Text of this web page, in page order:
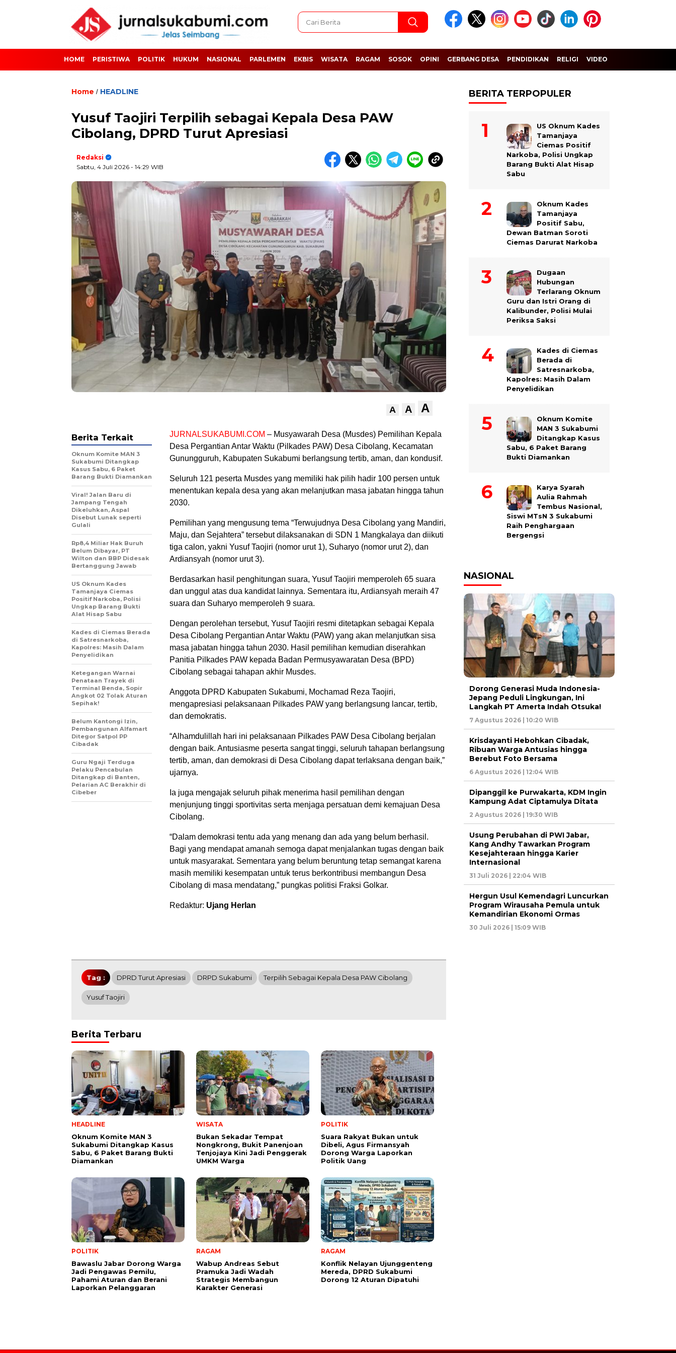
HOME PERISTIWA POLITIK HUKUM NASIONAL PARLEMEN EKBIS WISATA RAGAM SOSOK OPINI GERBANG DESA PENDIDIKAN RELIGI VIDEO
Home / HEADLINE
Yusuf Taojiri Terpilih sebagai Kepala Desa PAW
Cibolang, DPRD Turut Apresiasi
Redaksi
Sabtu, 4 Juli 2026 - 14:29 WIB
A A A
JURNALSUKABUMI.COM – Musyawarah Desa (Musdes) Pemilihan Kepala
Desa Pergantian Antar Waktu (Pilkades PAW) Desa Cibolang, Kecamatan
Gunungguruh, Kabupaten Sukabumi berlangsung tertib, aman, dan kondusif.
Seluruh 121 peserta Musdes yang memiliki hak pilih hadir 100 persen untuk
menentukan kepala desa yang akan melanjutkan masa jabatan hingga tahun
2030.
Pemilihan yang mengusung tema “Terwujudnya Desa Cibolang yang Mandiri,
Maju, dan Sejahtera” tersebut dilaksanakan di SDN 1 Mangkalaya dan diikuti
tiga calon, yakni Yusuf Taojiri (nomor urut 1), Suharyo (nomor urut 2), dan
Ardiansyah (nomor urut 3).
Berdasarkan hasil penghitungan suara, Yusuf Taojiri memperoleh 65 suara
dan unggul atas dua kandidat lainnya. Sementara itu, Ardiansyah meraih 47
suara dan Suharyo memperoleh 9 suara.
Dengan perolehan tersebut, Yusuf Taojiri resmi ditetapkan sebagai Kepala
Desa Cibolang Pergantian Antar Waktu (PAW) yang akan melanjutkan sisa
masa jabatan hingga tahun 2030. Hasil pemilihan kemudian diserahkan
Panitia Pilkades PAW kepada Badan Permusyawaratan Desa (BPD)
Cibolang sebagai tahapan akhir Musdes.
Anggota DPRD Kabupaten Sukabumi, Mochamad Reza Taojiri,
mengapresiasi pelaksanaan Pilkades PAW yang berlangsung lancar, tertib,
dan demokratis.
“Alhamdulillah hari ini pelaksanaan Pilkades PAW Desa Cibolang berjalan
dengan baik. Antusiasme peserta sangat tinggi, seluruh tahapan berlangsung
tertib, aman, dan demokrasi di Desa Cibolang dapat terlaksana dengan baik,”
ujarnya.
Ia juga mengajak seluruh pihak menerima hasil pemilihan dengan
menjunjung tinggi sportivitas serta menjaga persatuan demi kemajuan Desa
Cibolang.
“Dalam demokrasi tentu ada yang menang dan ada yang belum berhasil.
Bagi yang mendapat amanah semoga dapat menjalankan tugas dengan baik
untuk masyarakat. Sementara yang belum beruntung tetap semangat karena
masih memiliki kesempatan untuk terus berkontribusi membangun Desa
Cibolang di masa mendatang,” pungkas politisi Fraksi Golkar.
Redaktur: Ujang Herlan
Berita Terkait
Oknum Komite MAN 3
Sukabumi Ditangkap
Kasus Sabu, 6 Paket
Barang Bukti Diamankan
Viral! Jalan Baru di
Jampang Tengah
Dikeluhkan, Aspal
Disebut Lunak seperti
Gulali
Rp8,4 Miliar Hak Buruh
Belum Dibayar, PT
Wilton dan BBP Didesak
Bertanggung Jawab
US Oknum Kades
Tamanjaya Ciemas
Positif Narkoba, Polisi
Ungkap Barang Bukti
Alat Hisap Sabu
Kades di Ciemas Berada
di Satresnarkoba,
Kapolres: Masih Dalam
Penyelidikan
Ketegangan Warnai
Penataan Trayek di
Terminal Benda, Sopir
Angkot 02 Tolak Aturan
Sepihak!
Belum Kantongi Izin,
Pembangunan Alfamart
Ditegor Satpol PP
Cibadak
Guru Ngaji Terduga
Pelaku Pencabulan
Ditangkap di Banten,
Pelarian AC Berakhir di
Cibeber
Tag : DPRD Turut Apresiasi DRPD Sukabumi Terpilih Sebagai Kepala Desa PAW Cibolang
Yusuf Taojiri
Berita Terbaru
HEADLINE
Oknum Komite MAN 3
Sukabumi Ditangkap Kasus
Sabu, 6 Paket Barang Bukti
Diamankan
WISATA
Bukan Sekadar Tempat
Nongkrong, Bukit Panenjoan
Tenjojaya Kini Jadi Penggerak
UMKM Warga
POLITIK
Suara Rakyat Bukan untuk
Dibeli, Agus Firmansyah
Dorong Warga Laporkan
Politik Uang
POLITIK
Bawaslu Jabar Dorong Warga
Jadi Pengawas Pemilu,
Pahami Aturan dan Berani
Laporkan Pelanggaran
RAGAM
Wabup Andreas Sebut
Pramuka Jadi Wadah
Strategis Membangun
Karakter Generasi ‎
RAGAM
Konflik Nelayan Ujunggenteng
Mereda, DPRD Sukabumi
Dorong 12 Aturan Dipatuhi
BERITA TERPOPULER
US Oknum Kades
Tamanjaya
Ciemas Positif
Narkoba, Polisi Ungkap
Barang Bukti Alat Hisap
Sabu
Oknum Kades
Tamanjaya
Positif Sabu,
Dewan Batman Soroti
Ciemas Darurat Narkoba
Dugaan
Hubungan
Terlarang Oknum
Guru dan Istri Orang di
Kalibunder, Polisi Mulai
Periksa Saksi
Kades di Ciemas
Berada di
Satresnarkoba,
Kapolres: Masih Dalam
Penyelidikan
Oknum Komite
MAN 3 Sukabumi
Ditangkap Kasus
Sabu, 6 Paket Barang
Bukti Diamankan
Karya Syarah
Aulia Rahmah
Tembus Nasional,
Siswi MTsN 3 Sukabumi
Raih Penghargaan
Bergengsi
NASIONAL
Dorong Generasi Muda Indonesia-
Jepang Peduli Lingkungan, Ini
Langkah PT Amerta Indah Otsuka!
7 Agustus 2026 | 10:20 WIB
Krisdayanti Hebohkan Cibadak,
Ribuan Warga Antusias hingga
Berebut Foto Bersama
6 Agustus 2026 | 12:04 WIB
Dipanggil ke Purwakarta, KDM Ingin
Kampung Adat Ciptamulya Ditata
2 Agustus 2026 | 19:30 WIB
Usung Perubahan di PWI Jabar,
Kang Andhy Tawarkan Program
Kesejahteraan hingga Karier
Internasional
31 Juli 2026 | 22:04 WIB
Hergun Usul Kemendagri Luncurkan
Program Wirausaha Pemula untuk
Kemandirian Ekonomi Ormas
30 Juli 2026 | 15:09 WIB